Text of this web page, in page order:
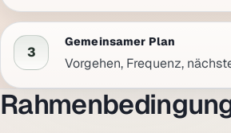
3
Gemeinsamer Plan
Vorgehen, Frequenz,